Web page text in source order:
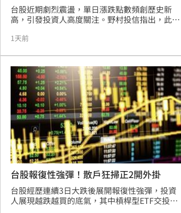
台 21:10
萬 21:08
21:08
21:05
20:55
20:52
20:52
台股近期劇烈震盪，單日漲跌點數頻創歷史新
高，引發投資人高度關注。野村投信指出，此波
並非基本面反轉。相較於2022年景氣循環空頭，
支撐，市場結構更偏向事件型修正。專家分析，
當台股自高點修正逾15%後，中長期多將回歸基
本面。建議投資人無須過度恐慌，應釐清市場本
質差異，透過主動選股策略，在波動中掌握長線
布局契機，保持理性應對市場情緒的快速轉換。
三立新聞網財經中心製作
1天前
台股報復性強彈！散戶狂掃正2開外掛
台股經歷連續3日大跌後展開報復性強彈，投資
人展現越跌越買的底氣，其中槓桿型ETF交投尤